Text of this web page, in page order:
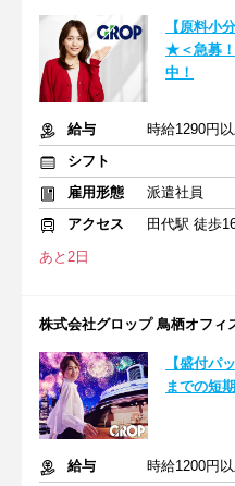
【原料小
★＜急募！
中！
給与
時給1290円
シフト
雇用形態
派遣社員
アクセス
田代駅 徒歩
あと2日
株式会社グロップ 鳥栖オフィ
【盛付パ
までの短
給与 時給1200円